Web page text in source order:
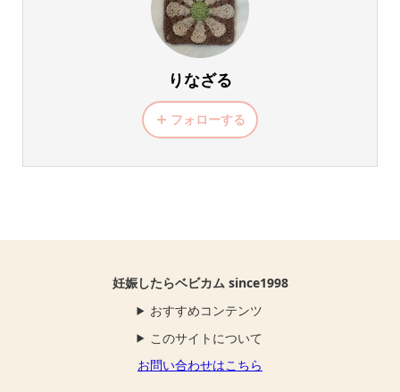
りなざる
フォローする
妊娠したらベビカム since1998
おすすめコンテンツ
このサイトについて
お問い合わせはこちら